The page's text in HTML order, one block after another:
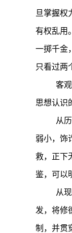
旦掌握权
有权乱用
一掷千金
只看过两
客
思想认识
从
弱小，饰
救，正下
鉴，可以
从
发，将修
制，并贯